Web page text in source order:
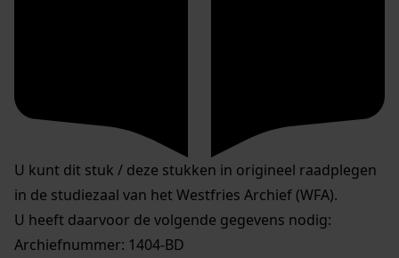
U kunt dit stuk / deze stukken in origineel raadplegen
in de studiezaal van het Westfries Archief (WFA).
U heeft daarvoor de volgende gegevens nodig:
Archiefnummer: 1404-BD